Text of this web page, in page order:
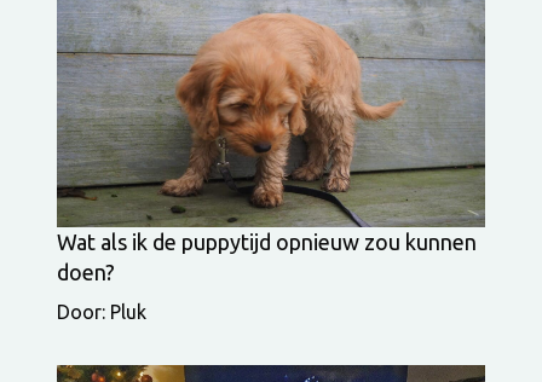
Wat als ik de puppytijd opnieuw zou kunnen
doen?
Door: Pluk